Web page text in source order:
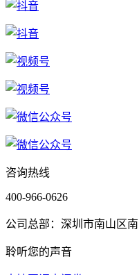
咨询热线
400-966-0626
公司总部：深圳市南山区
聆听您的声音